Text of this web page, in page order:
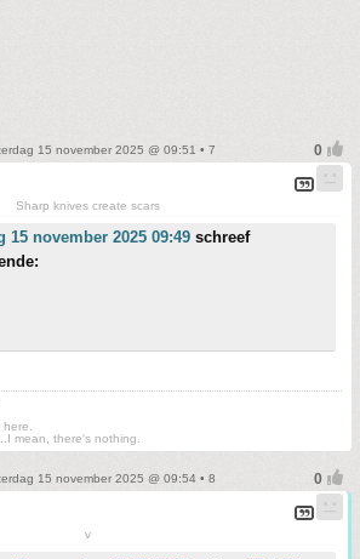
15 november 2025 @ 09:51 • 7
Sharp knives create scars
15 november 2025 09:49 schreef
mean, there's nothing.
15 november 2025 @ 09:54 • 8
v